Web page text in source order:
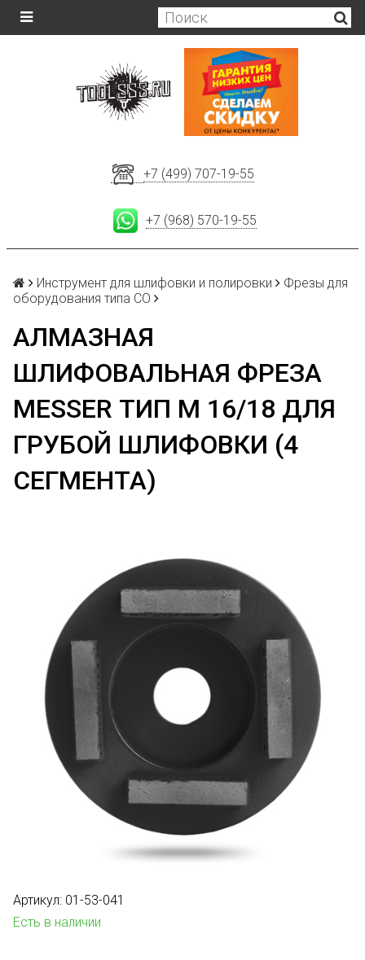
+7 (499) 707-19-55
+7 (968) 570-19-55
Инструмент для шлифовки и полировки
Фрезы для
оборудования типа СО
АЛМАЗНАЯ
ШЛИФОВАЛЬНАЯ ФРЕЗА
MESSER ТИП M 16/18 ДЛЯ
ГРУБОЙ ШЛИФОВКИ (4
СЕГМЕНТА)
Артикул: 01-53-041
Есть в наличии